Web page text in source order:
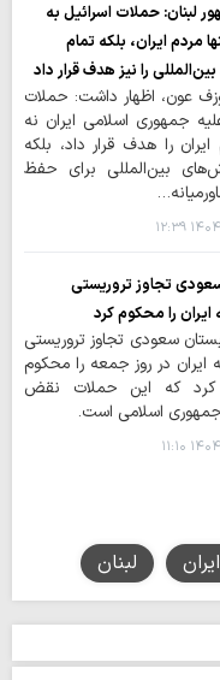
لبنان: حملات اسرائیل به
مردم ایران، بلکه تمام
را نیز هدف قرار داد
عون، اظهار داشت: حملات
جمهوری اسلامی ایران نه
ایران را هدف قرار داد، بلکه
بین‌المللی برای حفظ
۱۲:۳۹
تجاوز تروریستی
ایران را محکوم کرد
سعودی تجاوز تروریستی
ایران در روز جمعه را محکوم
کرد که این حملات نقض
اسلامی است.
۱۱:۱۰
لبنان